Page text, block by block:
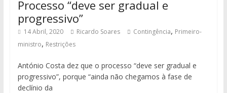
Processo “deve ser gradual e
progressivo”
14 Abril, 2020 Ricardo Soares Contingência, Primeiro-
ministro, Restrições
António Costa dez que o processo “deve ser gradual e
progressivo”, porque “ainda não chegamos à fase de
declínio da